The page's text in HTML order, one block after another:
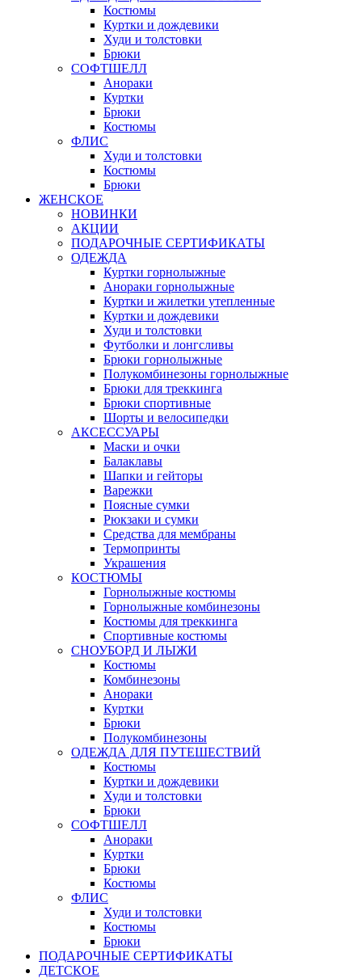
Костюмы
Куртки и дождевики
Худи и толстовки
Брюки
СОФТШЕЛЛ
Анораки
Куртки
Брюки
Костюмы
ФЛИС
Худи и толстовки
Костюмы
Брюки
ЖЕНСКОЕ
НОВИНКИ
АКЦИИ
ПОДАРОЧНЫЕ СЕРТИФИКАТЫ
ОДЕЖДА
Куртки горнолыжные
Анораки горнолыжные
Куртки и жилетки утепленные
Куртки и дождевики
Худи и толстовки
Футболки и лонгсливы
Брюки горнолыжные
Полукомбинезоны горнолыжные
Брюки для треккинга
Брюки спортивные
Шорты и велосипедки
АКСЕССУАРЫ
Маски и очки
Балаклавы
Шапки и гейторы
Варежки
Поясные сумки
Рюкзаки и сумки
Средства для мембраны
Термопринты
Украшения
КОСТЮМЫ
Горнолыжные костюмы
Горнолыжные комбинезоны
Костюмы для треккинга
Спортивные костюмы
СНОУБОРД И ЛЫЖИ
Костюмы
Комбинезоны
Анораки
Куртки
Брюки
Полукомбинезоны
ОДЕЖДА ДЛЯ ПУТЕШЕСТВИЙ
Костюмы
Куртки и дождевики
Худи и толстовки
Брюки
СОФТШЕЛЛ
Анораки
Куртки
Брюки
Костюмы
ФЛИС
Худи и толстовки
Костюмы
Брюки
ПОДАРОЧНЫЕ СЕРТИФИКАТЫ
ДЕТСКОЕ